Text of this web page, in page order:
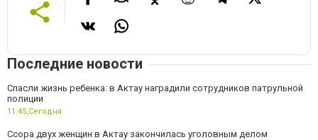
Последние новости
Спасли жизнь ребенка: в Актау наградили сотрудников патрульной
полиции
11:45,Сегодня
Ссора двух женщин в Актау закончилась уголовным делом